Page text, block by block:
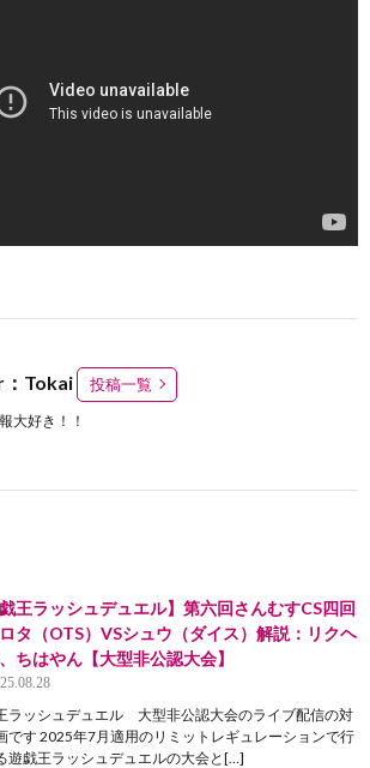
Tokai 投稿一覧
大好き！！
戯王ラッシュデュエル】第六回さんむすCS四回
タ（OTS）VSシュウ（ダイス）解説：リクヘ
ちはやん【大型非公認大会】
ラッシュデュエル 大型非公認大会のライブ配信の対
です 2025年7月適用のリミットレギュレーションで行
遊戯王ラッシュデュエルの大会と[…]